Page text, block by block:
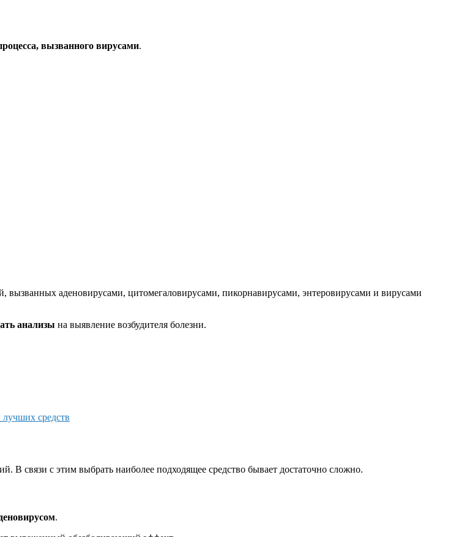
вызванного вирусами.
вызванных аденовирусами, цитомегаловирусами, пикорнавирусами, энтеровирусами и вирусами
анализы на выявление возбудителя болезни.
средств
В связи с этим выбрать наиболее подходящее средство бывает достаточно сложно.
.